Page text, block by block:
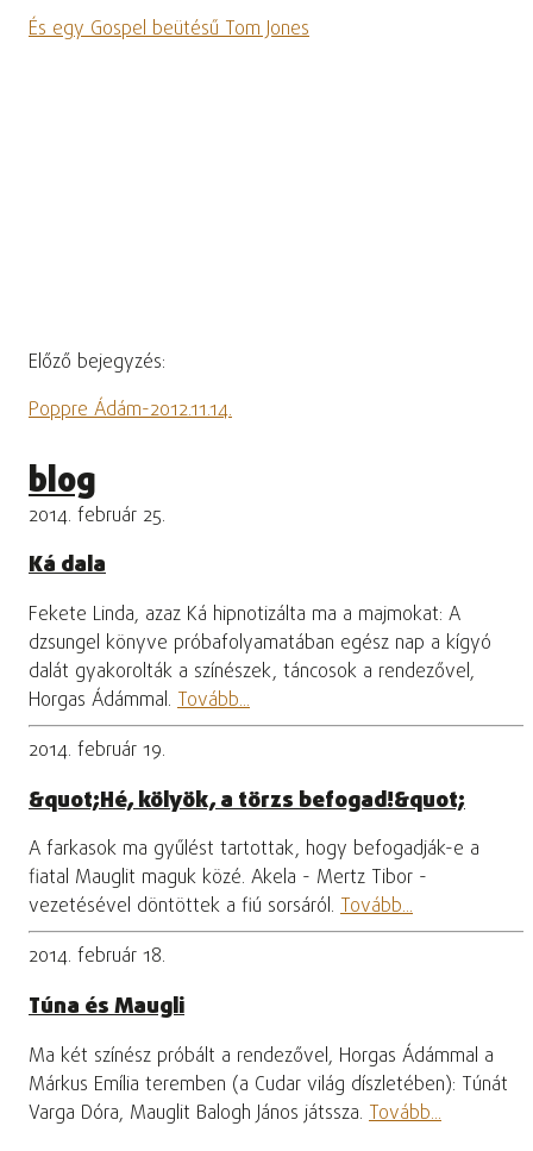
És egy Gospel beütésű Tom Jones
Előző bejegyzés:
Poppre Ádám-2012.11.14.
blog
2014. február 25.
Ká dala
Fekete Linda, azaz Ká hipnotizálta ma a majmokat: A
dzsungel könyve próbafolyamatában egész nap a kígyó
dalát gyakorolták a színészek, táncosok a rendezővel,
Horgas Ádámmal. Tovább...
2014. február 19.
&quot;Hé, kölyök, a törzs befogad!&quot;
A farkasok ma gyűlést tartottak, hogy befogadják-e a
fiatal Mauglit maguk közé. Akela - Mertz Tibor -
vezetésével döntöttek a fiú sorsáról. Tovább...
2014. február 18.
Túna és Maugli
Ma két színész próbált a rendezővel, Horgas Ádámmal a
Márkus Emília teremben (a Cudar világ díszletében): Túnát
Varga Dóra, Mauglit Balogh János játssza. Tovább...